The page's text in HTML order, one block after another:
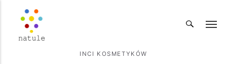
INCI KOSMETYKÓW